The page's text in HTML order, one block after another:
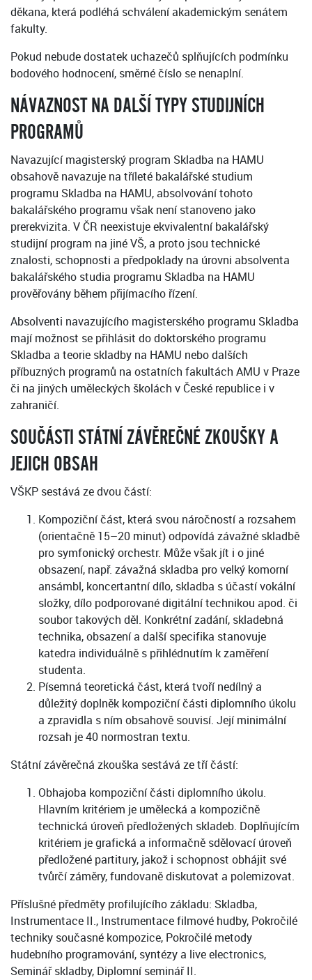
děkana, která podléhá schválení akademickým senátem
fakulty.
Pokud nebude dostatek uchazečů splňujících podmínku
bodového hodnocení, směrné číslo se nenaplní.
NÁVAZNOST NA DALŠÍ TYPY STUDIJNÍCH
PROGRAMŮ
Navazující magisterský program Skladba na HAMU
obsahově navazuje na tříleté bakalářské studium
programu Skladba na HAMU, absolvování tohoto
bakalářského programu však není stanoveno jako
prerekvizita. V ČR neexistuje ekvivalentní bakalářský
studijní program na jiné VŠ, a proto jsou technické
znalosti, schopnosti a předpoklady na úrovni absolventa
bakalářského studia programu Skladba na HAMU
prověřovány během přijímacího řízení.
Absolventi navazujícího magisterského programu Skladba
mají možnost se přihlásit do doktorského programu
Skladba a teorie skladby na HAMU nebo dalších
příbuzných programů na ostatních fakultách AMU v Praze
či na jiných uměleckých školách v České republice i v
zahraničí.
SOUČÁSTI STÁTNÍ ZÁVĚREČNÉ ZKOUŠKY A
JEJICH OBSAH
VŠKP sestává ze dvou částí:
Kompoziční část, která svou náročností a rozsahem
(orientačně 15–20 minut) odpovídá závažné skladbě
pro symfonický orchestr. Může však jít i o jiné
obsazení, např. závažná skladba pro velký komorní
ansámbl, koncertantní dílo, skladba s účastí vokální
složky, dílo podporované digitální technikou apod. či
soubor takových děl. Konkrétní zadání, skladebná
technika, obsazení a další specifika stanovuje
katedra individuálně s přihlédnutím k zaměření
studenta.
Písemná teoretická část, která tvoří nedílný a
důležitý doplněk kompoziční části diplomního úkolu
a zpravidla s ním obsahově souvisí. Její minimální
rozsah je 40 normostran textu.
Státní závěrečná zkouška sestává ze tří částí:
Obhajoba kompoziční části diplomního úkolu.
Hlavním kritériem je umělecká a kompozičně
technická úroveň předložených skladeb. Doplňujícím
kritériem je grafická a informačně sdělovací úroveň
předložené partitury, jakož i schopnost obhájit své
tvůrčí záměry, fundovaně diskutovat a polemizovat.
Příslušné předměty profilujícího základu: Skladba,
Instrumentace II., Instrumentace filmové hudby, Pokročilé
techniky současné kompozice, Pokročilé metody
hudebního programování, syntézy a live electronics,
Seminář skladby, Diplomní seminář II.